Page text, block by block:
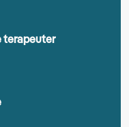
terapeuter